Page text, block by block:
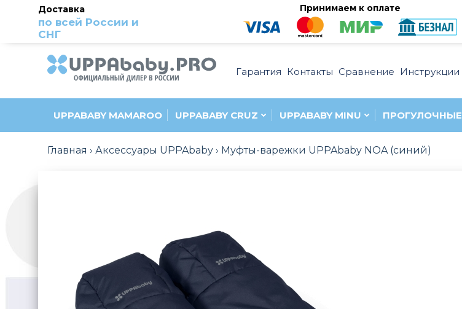
Доставка
по всей России и
СНГ
Принимаем к оплате
Гарантия Контакты Сравнение Инструкции
UPPABABY MAMAROO UPPABABY CRUZ UPPABABY MINU ПРОГУЛОЧНЫЕ
Главная Аксессуары UPPAbaby Муфты-варежки UPPAbaby NOA (синий)